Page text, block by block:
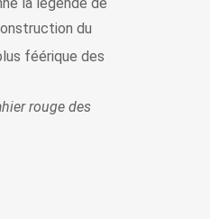
du
féérique des
rouge des